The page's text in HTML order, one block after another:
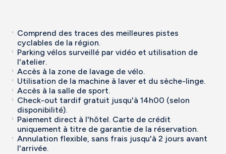
Comprend des traces des meilleures pistes
cyclables de la région.
Parking vélos surveillé par vidéo et utilisation de
l'atelier.
Accès à la zone de lavage de vélo.
Utilisation de la machine à laver et du sèche-linge.
Accès à la salle de sport.
Check-out tardif gratuit jusqu'à 14h00 (selon
disponibilité).
Paiement direct à l'hôtel. Carte de crédit
uniquement à titre de garantie de la réservation.
Annulation flexible, sans frais jusqu'à 2 jours avant
l'arrivée.